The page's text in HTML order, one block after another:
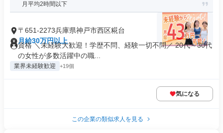
月平均2時間以下
〒651-2273兵庫県神戸市西区糀台
月給30万円以上
資格 ＼未経験大歓迎！学歴不問、経験一切不問／ 20代～30代
の女性が多数活躍中の職...
業界未経験歓迎 +19個
気になる
この企業の類似求人を見る